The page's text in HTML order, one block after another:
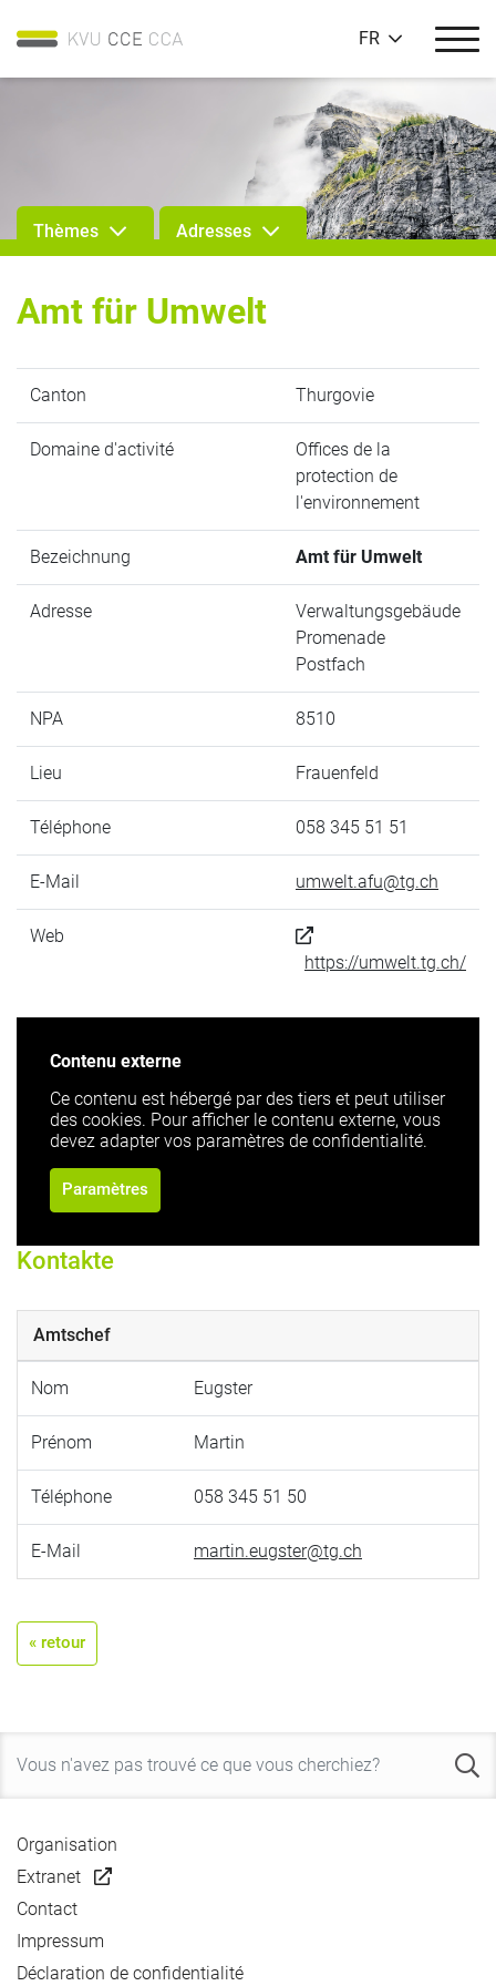
FR
Thèmes Adresses
Amt für Umwelt
Canton Thurgovie
Domaine d'activité
Offices de la
protection de
l'environnement
Bezeichnung Amt für Umwelt
Adresse
Verwaltungsgebäude
Promenade
Postfach
NPA 8510
Lieu Frauenfeld
Téléphone 058 345 51 51
E-Mail umwelt.afu@tg.ch
Web
https://umwelt.tg.ch/
Contenu externe
Ce contenu est hébergé par des tiers et peut utiliser
des cookies. Pour afficher le contenu externe, vous
devez adapter vos paramètres de confidentialité.
Paramètres
Kontakte
Amtschef
Nom Eugster
Prénom Martin
Téléphone 058 345 51 50
E-Mail martin.eugster@tg.ch
« retour
Organisation
Extranet
Contact
Impressum
Déclaration de confidentialité